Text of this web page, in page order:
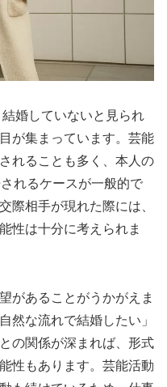
婚していないと見られ
が集まっています。芸能
れることも多く、本人の
れるケースが一般的で
際相手が現れた際には、
性は十分に考えられま
があることがうかがえま
然な流れで結婚したい」
の関係が深まれば、形式
性もあります。芸能活動